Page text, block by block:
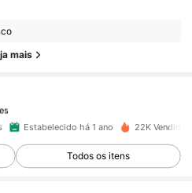
mais
Estabelecido há 1 ano 22K Vendido
Todos os itens